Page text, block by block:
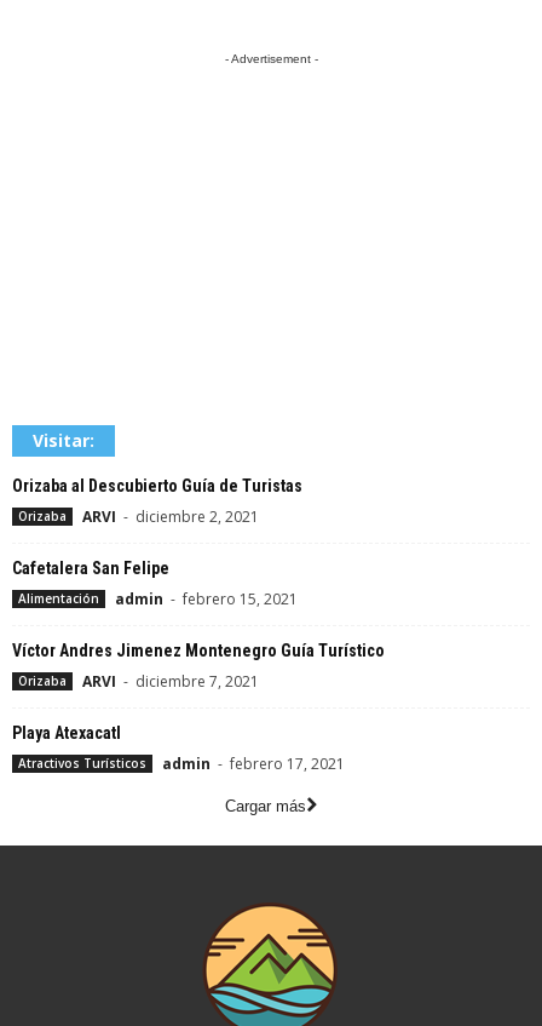
- Advertisement -
Visitar:
Orizaba al Descubierto Guía de Turistas
Orizaba ARVI - diciembre 2, 2021
Cafetalera San Felipe
Alimentación admin - febrero 15, 2021
Víctor Andres Jimenez Montenegro Guía Turístico
Orizaba ARVI - diciembre 7, 2021
Playa Atexacatl
Atractivos Turísticos admin - febrero 17, 2021
Cargar más